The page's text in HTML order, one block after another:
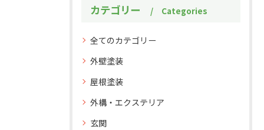
カテゴリー Categories
全てのカテゴリー
外壁塗装
屋根塗装
外構・エクステリア
玄関